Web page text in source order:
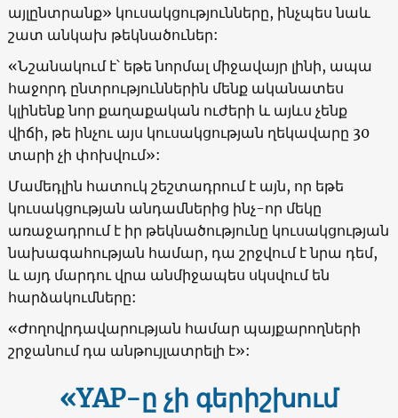
այլընտրանք» կուսակցությունները, ինչպես նաև
շատ անկախ թեկնածուներ:
«Նշանակում է՝ եթե նորմալ միջավայր լինի, ապա
հաջորդ ընտրություններին մենք ականատես
կլինենք նոր քաղաքական ուժերի և այևս չենք
վիճի, թե ինչու այս կուսակցության ղեկավարը 30
տարի չի փոխվում»:
Մամեդլին հատուկ շեշտադրում է այն, որ եթե
կուսակցության անդամներից ինչ-որ մեկը
առաջադրում է իր թեկնածությունը կուսակցության
նախագահության համար, դա շրջվում է նրա դեմ,
և այդ մարդու վրա անմիջապես սկսվում են
հարձակումները:
«Ժողովրդավարության համար պայքարողների
շրջանում դա անթույլատրելի է»:
«YAP-ը չի գերիշխում